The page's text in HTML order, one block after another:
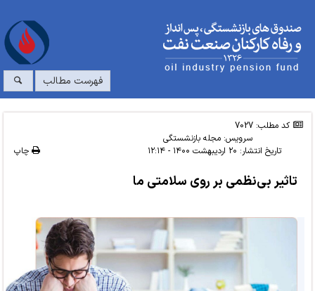
فهرست مطالب
کد مطلب: 7027
سرویس:مجله بازنشستگی
تاریخ انتشار: ۲۰ اردیبهشت ۱۴۰۰ - ۱۲:۱۴ چاپ
تاثیر بی‌نظمی بر روی سلامتی ما